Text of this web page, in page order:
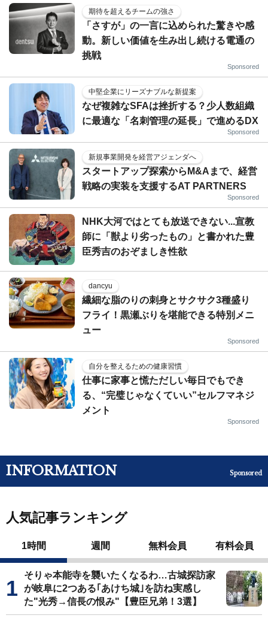
期待を超えるチームの強さ
「さすが」の一言に込められた驚きや感
動。新しい価値を生み出し続ける電通の
挑戦
Sponsored
中堅企業にリーズナブルな新提案
なぜ複雑なSFAは挫折する？少人数組織
に最適な「名刺管理の延長」で進めるDX
Sponsored
新規事業開発を経営アジェンダへ
スタートアップ探索からM&Aまで、経営
戦略の実装を支援するAT PARTNERS
Sponsored
NHK大河ではとても放送できない...宣教
師に「獣より劣ったもの」と書かれた豊
臣秀吉のおぞましき性欲
dancyu
繊細な脂のりの刺身とサクサク3種盛り
フライ！黒瀬ぶりを堪能できる特別メニ
ュー
Sponsored
自分を整えるための健康習慣
仕事に家事と慌ただしい毎日でもでき
る、“完璧じゃなくていい”セルフマネジ
メント
Sponsored
INFORMATION Sponsored
人気記事ランキング
1時間 週間 無料会員 有料会員
そりゃ本能寺を襲いたくなるわ…古城探訪家
が岐阜に2つある｢あけち城｣を訪ね実感し
た"光秀→信長の恨み"【豊臣兄弟！3選】